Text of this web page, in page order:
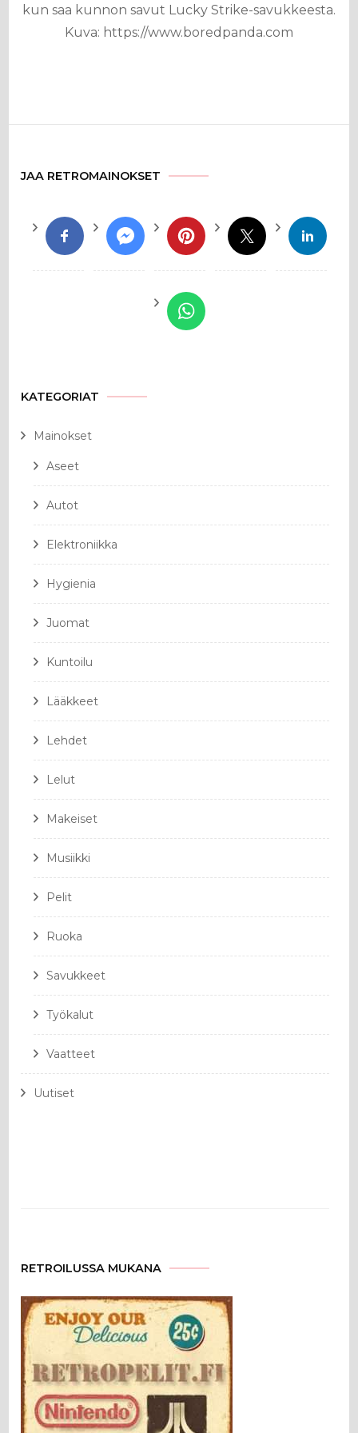
kun saa kunnon savut Lucky Strike-savukkeesta.
Kuva: https://www.boredpanda.com
JAA RETROMAINOKSET
KATEGORIAT
Mainokset
Aseet
Autot
Elektroniikka
Hygienia
Juomat
Kuntoilu
Lääkkeet
Lehdet
Lelut
Makeiset
Musiikki
Pelit
Ruoka
Savukkeet
Työkalut
Vaatteet
Uutiset
RETROILUSSA MUKANA